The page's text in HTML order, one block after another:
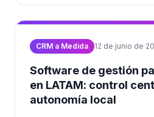
CRM a Medida 12 de junio de
Software de gestión
en LATAM: control
autonomía local